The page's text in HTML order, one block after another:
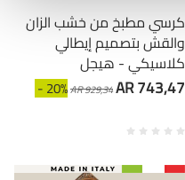
كرسي مطبخ من خشب الزان
والقش بتصميم إيطالي
كلاسيكي - هيجل
- 20%AR 929,34AR 743,47